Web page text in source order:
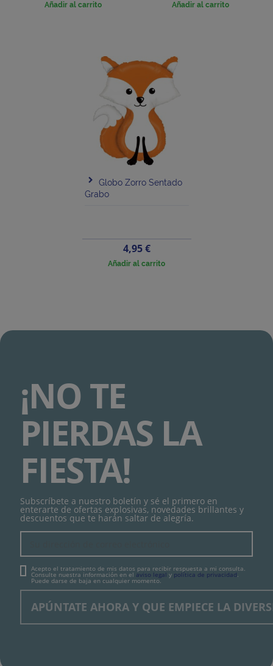
Añadir al carrito Añadir al carrito
Globo Zorro Sentado
Grabo
Precio
4,95 €
Añadir al carrito
¡NO TE
PIERDAS LA
FIESTA!
Subscríbete a nuestro boletín y sé el primero en
enterarte de ofertas explosivas, novedades brillantes y
descuentos que te harán saltar de alegría.
Acepto el tratamiento de mis datos para recibir respuesta a mi consulta.
Consulte nuestra información en el aviso legal y política de privacidad.
Puede darse de baja en cualquier momento.